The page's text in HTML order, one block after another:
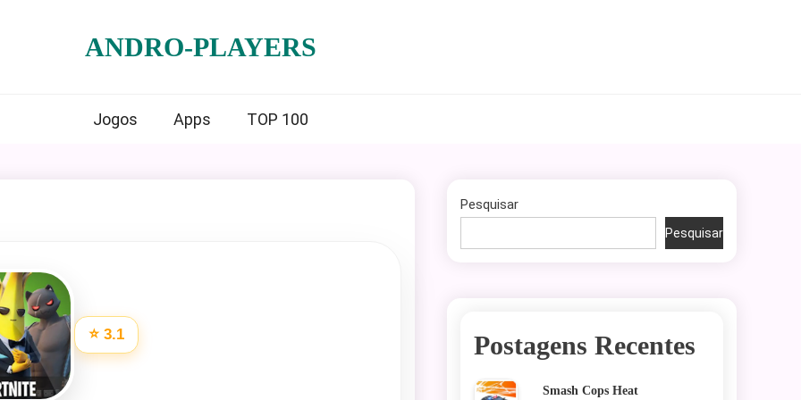
ANDRO-PLAYERS
Jogos Apps TOP 100
⭐ 3.1
Pesquisar
Pesquisar
Postagens Recentes
Smash Cops Heat